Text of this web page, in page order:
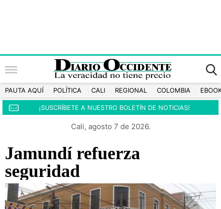
PAUTA AQUÍ POLÍTICA CALI REGIONAL COLOMBIA
¡SUSCRÍBETE A NUESTRO BOLETÍN DE NOTICIAS!
Cali, agosto 7 de 2026.
Jamundí refuerza
seguridad